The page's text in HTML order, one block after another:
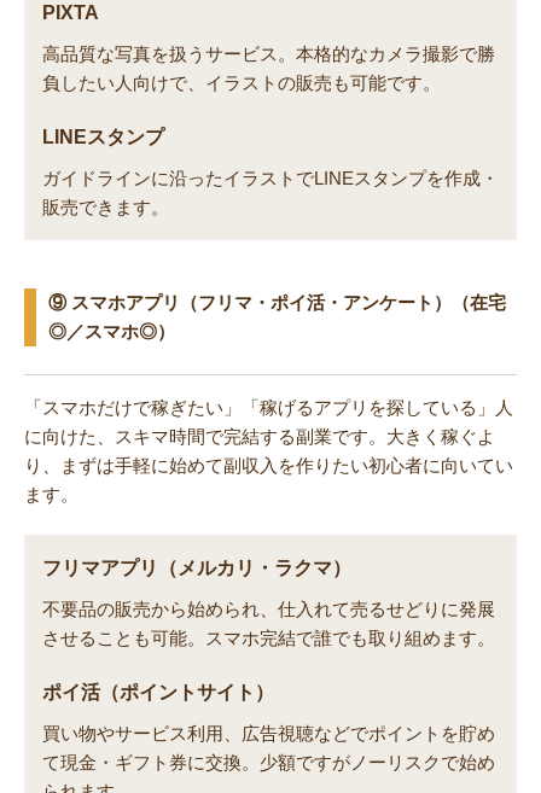
PIXTA
高品質な写真を扱うサービス。本格的なカメラ撮影で勝
負したい人向けで、イラストの販売も可能です。
LINEスタンプ
ガイドラインに沿ったイラストでLINEスタンプを作成・
販売できます。
⑨ スマホアプリ（フリマ・ポイ活・アンケート）（在宅
◎／スマホ◎）
「スマホだけで稼ぎたい」「稼げるアプリを探している」人
に向けた、スキマ時間で完結する副業です。大きく稼ぐよ
り、まずは手軽に始めて副収入を作りたい初心者に向いてい
ます。
フリマアプリ（メルカリ・ラクマ）
不要品の販売から始められ、仕入れて売るせどりに発展
させることも可能。スマホ完結で誰でも取り組めます。
ポイ活（ポイントサイト）
買い物やサービス利用、広告視聴などでポイントを貯め
て現金・ギフト券に交換。少額ですがノーリスクで始め